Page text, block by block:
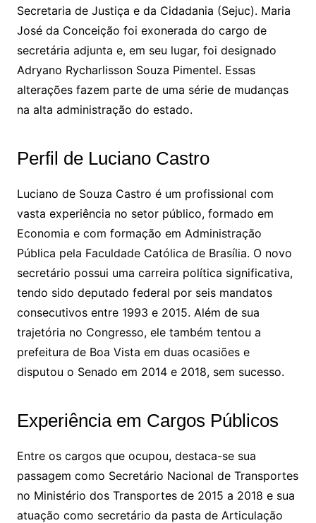
Secretaria de Justiça e da Cidadania (Sejuc). Maria
José da Conceição foi exonerada do cargo de
secretária adjunta e, em seu lugar, foi designado
Adryano Rycharlisson Souza Pimentel. Essas
alterações fazem parte de uma série de mudanças
na alta administração do estado.
Perfil de Luciano Castro
Luciano de Souza Castro é um profissional com
vasta experiência no setor público, formado em
Economia e com formação em Administração
Pública pela Faculdade Católica de Brasília. O novo
secretário possui uma carreira política significativa,
tendo sido deputado federal por seis mandatos
consecutivos entre 1993 e 2015. Além de sua
trajetória no Congresso, ele também tentou a
prefeitura de Boa Vista em duas ocasiões e
disputou o Senado em 2014 e 2018, sem sucesso.
Experiência em Cargos Públicos
Entre os cargos que ocupou, destaca-se sua
passagem como Secretário Nacional de Transportes
no Ministério dos Transportes de 2015 a 2018 e sua
atuação como secretário da pasta de Articulação